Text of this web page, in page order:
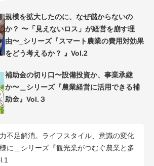
規模を拡大したのに、なぜ儲からないの
か？ 〜「見えないロス」が経営を崩す理
由〜_シリーズ『スマート農業の費用対効果
をどう考えるか？ 』Vol.2
補助金の切り口〜設備投資か、事業承継
か〜＿シリーズ『農業経営に活用できる補
助金』Vol.３
不足解消。ライフスタイル、意識の変化
に＿シリーズ『観光業がつむぐ農業と多